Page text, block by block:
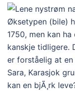
Øksetypen (bile)
1750, men kan
kanskje tidligere.
er forståelig at en
Sara, Karasjok
kan en bjÃ¸rk